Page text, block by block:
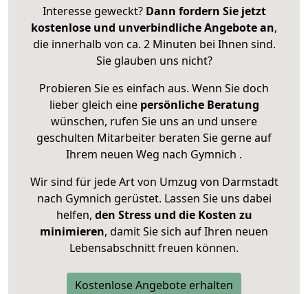
Interesse geweckt? Dann fordern Sie jetzt
kostenlose und unverbindliche Angebote an,
die innerhalb von ca. 2 Minuten bei Ihnen sind.
Sie glauben uns nicht?
Probieren Sie es einfach aus. Wenn Sie doch
lieber gleich eine persönliche Beratung
wünschen, rufen Sie uns an und unsere
geschulten Mitarbeiter beraten Sie gerne auf
Ihrem neuen Weg nach Gymnich .
Wir sind für jede Art von Umzug von Darmstadt
nach Gymnich gerüstet. Lassen Sie uns dabei
helfen, den Stress und die Kosten zu
minimieren, damit Sie sich auf Ihren neuen
Lebensabschnitt freuen können.
Kostenlose Angebote erhalten